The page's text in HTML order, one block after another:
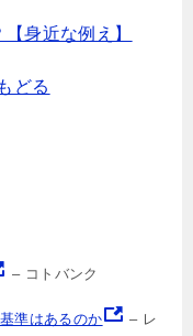
身近な例え】
どる
– コトバンク
準はあるのか – レ